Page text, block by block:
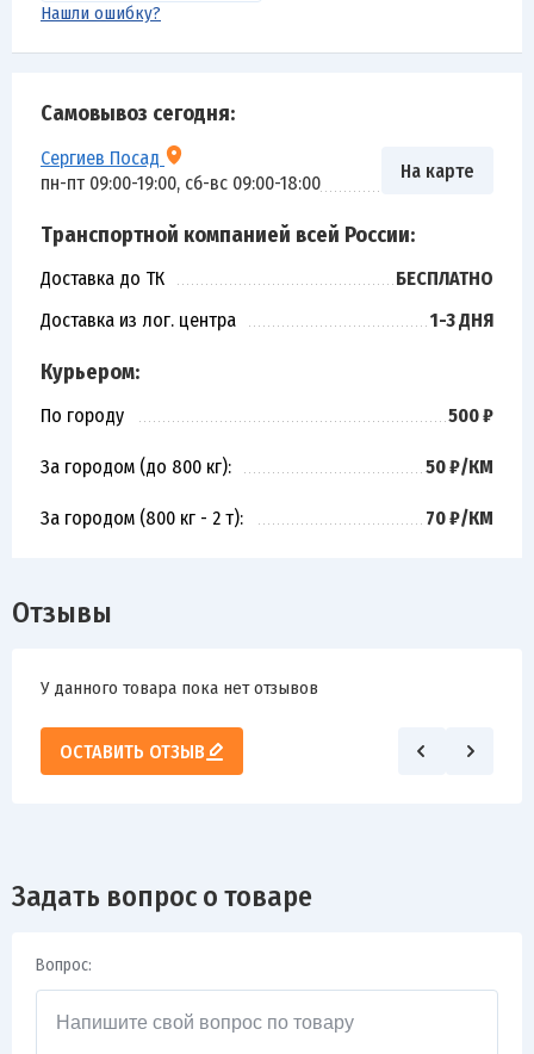
Самовывоз сегодня:
Сергиев Посад
пн-пт 09:00-19:00, сб-вс 09:00-18:00
На карте
Транспортной компанией всей России:
Доставка до ТК
БЕСПЛАТНО
Доставка из лог. центра
1-3 ДНЯ
Курьером:
По городу 500 ₽
За городом (до 800 кг): 50 ₽/КМ
За городом (800 кг - 2 т): 70 ₽/КМ
Нашли ошибку?
Отзывы
У данного товара пока нет отзывов
ОСТАВИТЬ ОТЗЫВ
Задать вопрос о товаре
Вопрос: